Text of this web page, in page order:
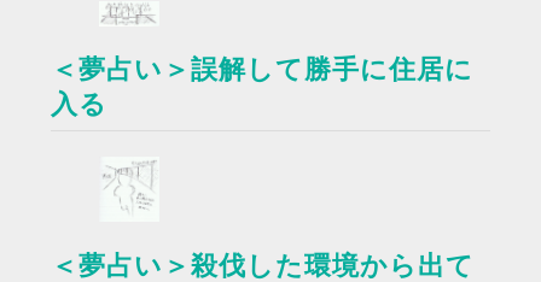
＜夢占い＞誤解して勝手に住居に
入る
＜夢占い＞殺伐した環境から出て